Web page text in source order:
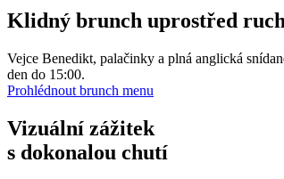
Klidný brunch uprostřed
Vejce Benedikt, palačinky a plná anglická
den do 15:00.
Prohlédnout brunch menu
Vizuální zážitek
s dokonalou chutí